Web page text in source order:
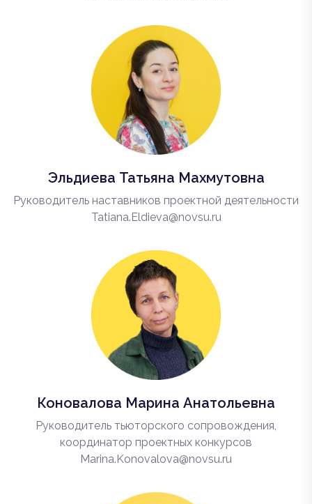
Эльдиева Татьяна Махмутовна
Руководитель наставников проектной деятельности
Tatiana.Eldieva@novsu.ru
Коновалова Марина Анатольевна
Руководитель тьюторского сопровождения,
координатор проектных конкурсов
Marina.Konovalova@novsu.ru